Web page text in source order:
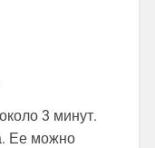
3 минут.
Ее можно